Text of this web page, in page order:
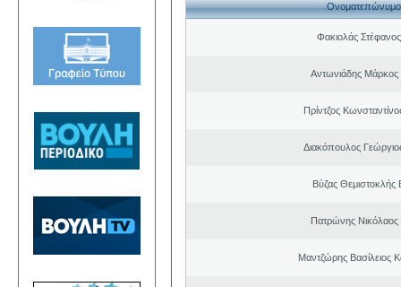
Ονοματεπώνυμο
Φακιολάς
Αντωνιάδης Μάρκος
Πρίντζος
Διακόπουλος
Βύζας Θεμιστοκλής
Πατρώνης Νικόλαος
Μαντζώρης Βασίλειος